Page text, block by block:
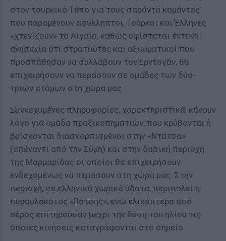
στον τουρκικό Τύπο για τους σαράντα κομάντος
που παραμένουν ασύλληπτοι, Τούρκοι και Έλληνες
«χτενίζουν» το Αιγαίο, καθώς υφίσταται έντονη
ανησυχία ότι στρατιώτες και αξιωματικοί που
προσπάθησαν να συλλάβουν τον Ερντογάν, θα
επιχειρήσουν να περάσουν σε ομάδες των δύο-
τριών ατόμων στη χώρα μας.
Συγκεχυμένες πληροφορίες, χαρακτηριστικά, κάνουν
λόγο για ομάδα πραξικοπηματιών, που κρύβονται ή
βρίσκονται διασκορπισμένοι στην «Ντάτσα»
(απέναντι από την Σύμη) και στην δασική περιοχή
της Μαρμαρίδας οι οποίοι θα επιχειρήσουν
ενδεχομένως να περάσουν στη χώρα μας. Στην
περιοχή, σε ελληνικά χωρικά ύδατα, περιπολεί η
πυραυλάκατος «Βότσης», ενώ ελικόπτερα από
αέρος επιτηρούσαν μέχρι την δύση του ηλίου τις
όποιες κινήσεις καταγράφονται στο σημείο.